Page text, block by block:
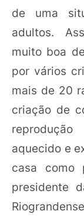
de uma
adultos.
muito boa
por vários
mais de 20
criação de
aquecido e
casa como
presidente